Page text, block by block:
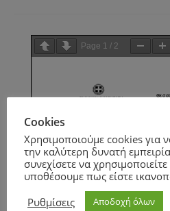
Page 1 / 2
Cookies
Χρησιμοποιούμε cookies για
την καλύτερη δυνατή
συνεχίσετε να
υποθέσουμε πως είστε
Ρυθμίσεις
Αποδοχή όλων